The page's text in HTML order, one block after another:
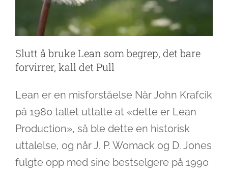
Slutt å bruke Lean som begrep, det bare
forvirrer, kall det Pull
Lean er en misforståelse Når John Krafcik
på 1980 tallet uttalte at «dette er Lean
Production», så ble dette en historisk
uttalelse, og når J. P. Womack og D. Jones
fulgte opp med sine bestselgere på 1990